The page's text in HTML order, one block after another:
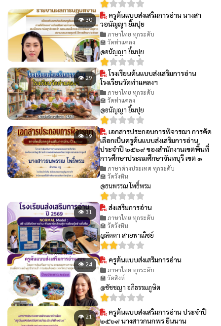
👁 30
ครูต้นแบบส่งเสริมการอ่าน นางสา
วอนัญญา ยิ้มปุย
ภาษาไทย ทุกระดับ
🏫 วัดท่าแคลง
@อนัญญา ยิ้มปุย
👁 29
โรงเรียนต้นแบบส่งเสริมการอ่าน
โรงเรียนวัดท่าแคลงฯ
ภาษาไทย ทุกระดับ
🏫 วัดท่าแคลง
@อนัญญา ยิ้มปุย
👁 19
เอกสารประกอบการพิจารณา การคัด
เลือกเป็นครูต้นแบบส่งเสริมการอ่าน
ประจำปี ๒๕๖๙ ของสำนักงานเขตพื้นที่
การศึกษาประถมศึกษาจันทบุรี เขต ๑
ภาษาต่างประเทศ ทุกระดับ
🏫 วัดวังหิน
@ธนพรรณ โพธิ์พรม
👁 31 ส่งเสริมการอ่าน
ภาษาไทย ทุกระดับ
🏫 วัดวังหิน
@ลัดดา สายพาณิชย์
👁 24 ครูต้นแบบส่งเสริมการอ่าน
ภาษาไทย ทุกระดับ
🏫 วัดสิงห์
@ชัชชญา อภิธรรมภูษิต
👁 21
ครูต้นแบบส่งเสริมการอ่าน ประจำปี
๒๕๖๙ นางสาวกนกพร ยืนนาน